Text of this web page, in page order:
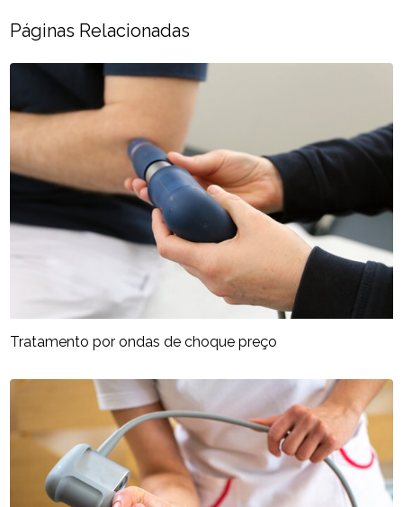
Páginas Relacionadas
Tratamento por ondas de choque preço